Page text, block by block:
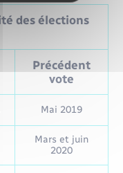
des élections
Précédent
vote
Mai 2019
Mars et juin
2020